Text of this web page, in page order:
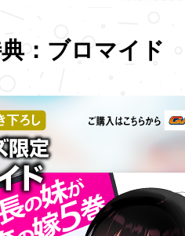
：ブロマイド